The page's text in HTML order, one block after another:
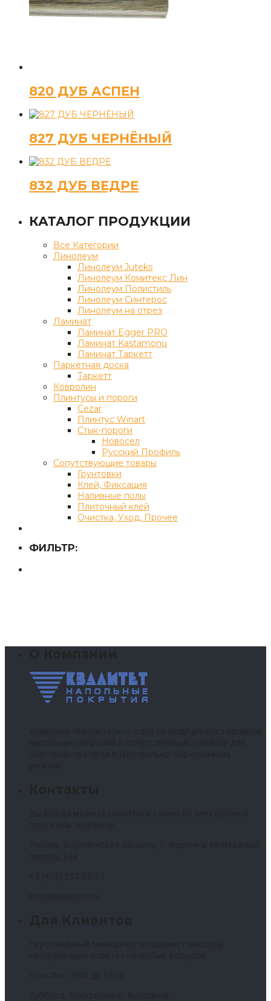
820 ДУБ АСПЕН
827 ДУБ ЧЕРНЁНЫЙ
832 ДУБ ВЕДРЕ
КАТАЛОГ ПРОДУКЦИИ
Все Категории
Линолеум
Линолеум Juteks
Линолеум Комитекс Лин
Линолеум Полистиль
Линолеум Синтерос
Линолеум на отрез
Ламинат
Ламинат Egger PRO
Ламинат Kastamonu
Ламинат Таркетт
Паркетная доска
Таркетт
Ковролин
Плинтусы и пороги
Cezar
Плинтус Winart
Стык-пороги
Новосел
Русский Профиль
Сопутствующие товары
Грунтовки
Клей, Фиксация
Наливные полы
Плиточный клей
Очистка, Уход, Прочее
ФИЛЬТР: